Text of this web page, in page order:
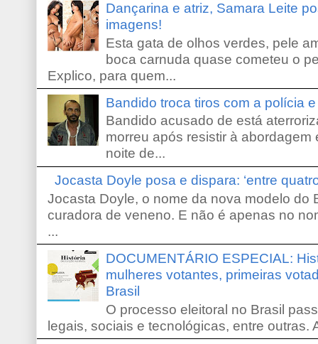
Dançarina e atriz, Samara Leite
imagens!
Esta gata de olhos verdes, pele
boca carnuda quase cometeu o
Explico, para quem...
Bandido troca tiros com a polícia
Bandido acusado de está
morreu após resistir à
noite de...
Jocasta Doyle posa e dispara: ‘entre
Jocasta Doyle, o nome da nova modelo do
curadora de veneno. E não é apenas no
...
DOCUMENTÁRIO ESPECIAL:
mulheres votantes, primeiras
Brasil
O processo eleitoral no Brasil
legais, sociais e tecnológicas, entre outras.